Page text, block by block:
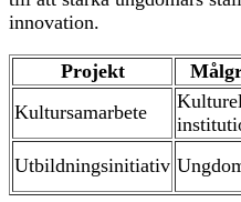
innovation.
Projekt
Kultursamarbete
Utbildningsinitiativ